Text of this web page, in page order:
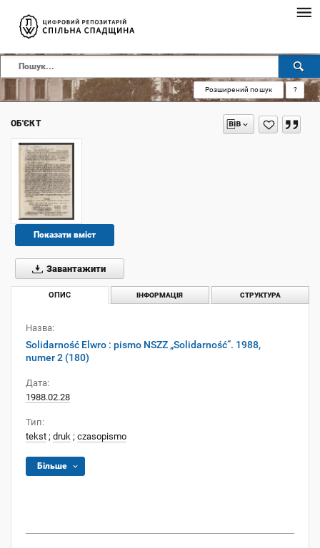
Розширений пошук ?
ОБ'ЄКТ
Показати вміст
Завантажити
ОПИС ІНФОРМАЦІЯ СТРУКТУРА
Назва:
Solidarność Elwro : pismo NSZZ „Solidarność”. 1988,
numer 2 (180)
Дата:
1988.02.28
Тип:
tekst ; druk ; czasopismo
Більше